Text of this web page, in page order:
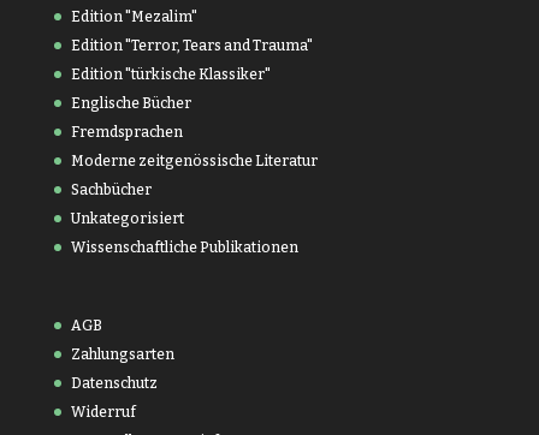
Edition "Mezalim"
Edition "Terror, Tears and Trauma"
Edition "türkische Klassiker"
Englische Bücher
Fremdsprachen
Moderne zeitgenössische Literatur
Sachbücher
Unkategorisiert
Wissenschaftliche Publikationen
AGB
Zahlungsarten
Datenschutz
Widerruf